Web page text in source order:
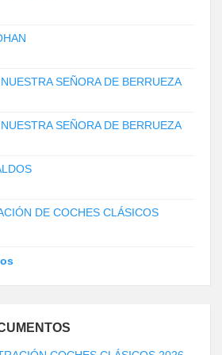
SEÑORA DE BERRUEZA
SEÑORA DE BERRUEZA
DE COCHES CLÁSICOS